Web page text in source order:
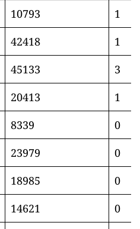
10793
1
42418
1
45133
3
20413
1
8339
0
23979
0
18985
0
14621
0